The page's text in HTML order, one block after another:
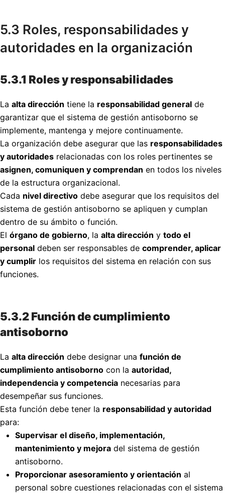
5.3 Roles, responsabilidades y
autoridades en la organización
5.3.1 Roles y responsabilidades
La alta dirección tiene la responsabilidad general de
garantizar que el sistema de gestión antisoborno se
implemente, mantenga y mejore continuamente.
La organización debe asegurar que las responsabilidades
y autoridades relacionadas con los roles pertinentes se
asignen, comuniquen y comprendan en todos los niveles
de la estructura organizacional.
Cada nivel directivo debe asegurar que los requisitos del
sistema de gestión antisoborno se apliquen y cumplan
dentro de su ámbito o función.
El órgano de gobierno, la alta dirección y todo el
personal deben ser responsables de comprender, aplicar
y cumplir los requisitos del sistema en relación con sus
funciones.
5.3.2 Función de cumplimiento
antisoborno
La alta dirección debe designar una función de
cumplimiento antisoborno con la autoridad,
independencia y competencia necesarias para
desempeñar sus funciones.
Esta función debe tener la responsabilidad y autoridad
para:
Supervisar el diseño, implementación,
mantenimiento y mejora del sistema de gestión
antisoborno.
Proporcionar asesoramiento y orientación al
personal sobre cuestiones relacionadas con el sistema